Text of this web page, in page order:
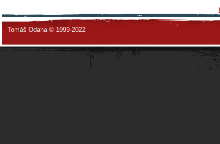
Tomáš Odaha © 1999-2022